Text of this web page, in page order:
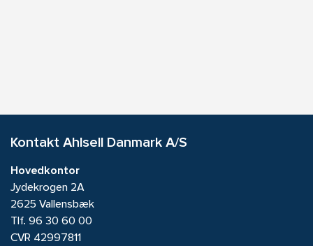
Kontakt Ahlsell Danmark A/S
Hovedkontor
Jydekrogen 2A
2625 Vallensbæk
Tlf. 96 30 60 00
CVR 42997811